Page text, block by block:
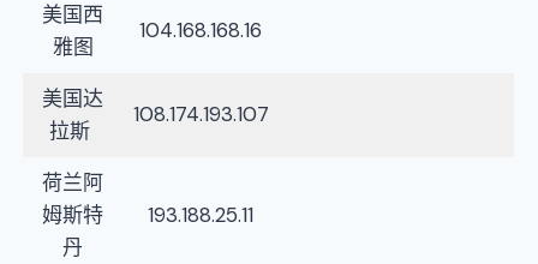
美国西
雅图
104.168.168.16
美国达
拉斯
108.174.193.107
荷兰阿
姆斯特
丹
193.188.25.11